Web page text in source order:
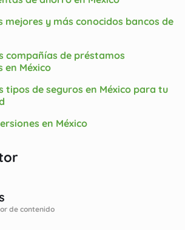
mejores y más conocidos bancos de
compañías de préstamos
en México
tipos de seguros en México para tu
en México
de contenido